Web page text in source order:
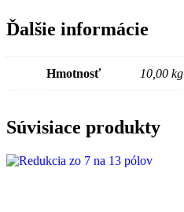
Ďalšie informácie
Hmotnosť 10,00 kg
Súvisiace produkty